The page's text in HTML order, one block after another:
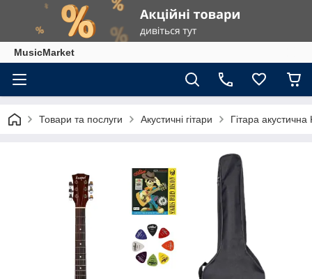
MusicMarket
Товари та послуги Акустичні гітари Гітара